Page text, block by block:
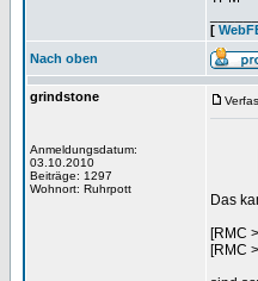
[
Nach oben
grindstone
Anmeldungsdatum:
03.10.2010
Beiträge: 1297
Wohnort: Ruhrpott
Das
[RMC
[RMC